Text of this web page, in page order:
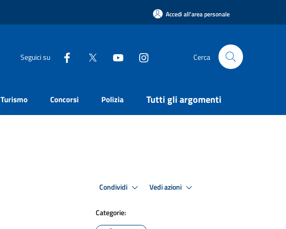
Accedi all'area personale
Seguici su Cerca
Turismo Concorsi Polizia Tutti gli argomenti
Condividi Vedi azioni
Categorie: